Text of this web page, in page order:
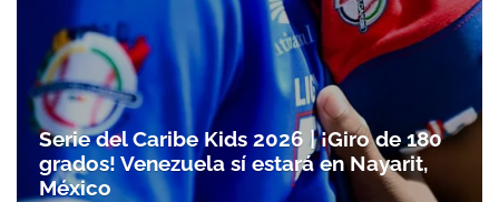
Serie del Caribe Kids 2026 | ¡Giro de 180
grados! Venezuela sí estará en Nayarit,
México